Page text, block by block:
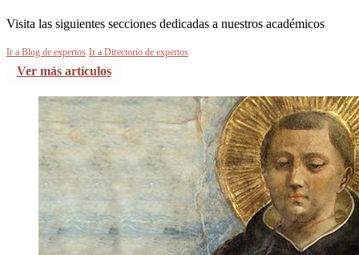
Visita las siguientes secciones dedicadas a nuestros académicos
Ir a Blog de expertos Ir a Directorio de expertos
Ver más artículos